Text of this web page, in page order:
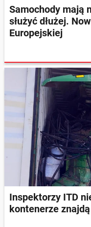
Samochody mają
służyć dłużej.
Europejskiej
Inspektorzy ITD
kontenerze